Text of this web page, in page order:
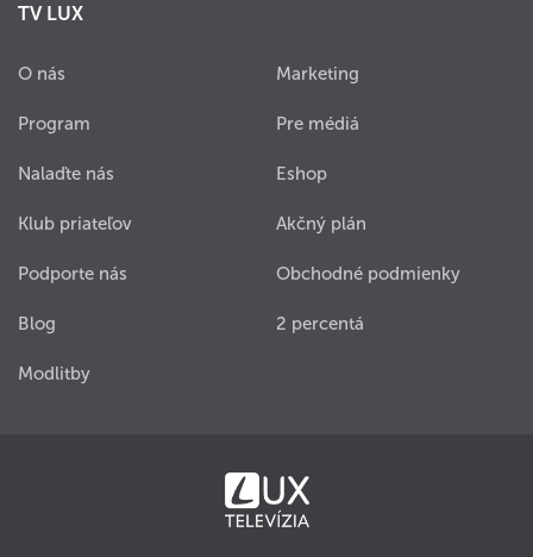
TV LUX
O nás
Program
Nalaďte nás
Klub priateľov
Podporte nás
Blog
Modlitby
Marketing
Pre médiá
Eshop
Akčný plán
Obchodné podmienky
2 percentá